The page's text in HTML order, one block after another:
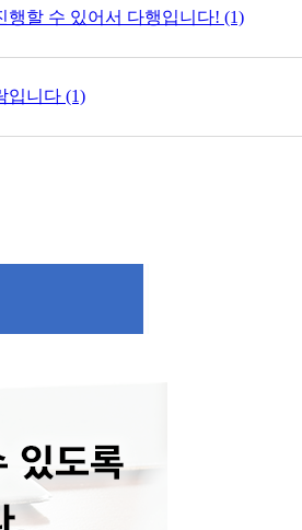
행할 수 있어서 다행입니다! (1)
입니다 (1)